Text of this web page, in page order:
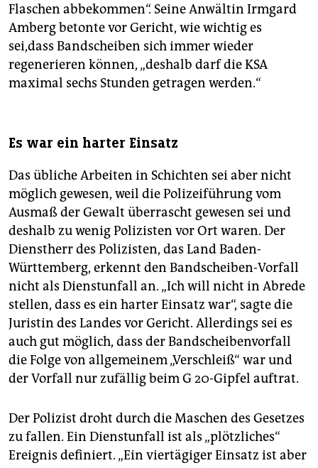
Flaschen abbekommen“. Seine Anwältin Irmgard
Amberg betonte vor Gericht, wie wichtig es
sei,dass Bandscheiben sich immer wieder
regenerieren können, „deshalb darf die KSA
maximal sechs Stunden getragen werden.“
Es war ein harter Einsatz
Das übliche Arbeiten in Schichten sei aber nicht
möglich gewesen, weil die Polizeiführung vom
Ausmaß der Gewalt überrascht gewesen sei und
deshalb zu wenig Polizisten vor Ort waren. Der
Dienstherr des Polizisten, das Land Baden-
Württemberg, erkennt den Bandscheiben-Vorfall
nicht als Dienstunfall an. „Ich will nicht in Abrede
stellen, dass es ein harter Einsatz war“, sagte die
Juristin des Landes vor Gericht. Allerdings sei es
auch gut möglich, dass der Bandscheibenvorfall
die Folge von allgemeinem „Verschleiß“ war und
der Vorfall nur zufällig beim G 20-Gipfel auftrat.
Der Polizist droht durch die Maschen des Gesetzes
zu fallen. Ein Dienstunfall ist als „plötzliches“
Ereignis definiert. „Ein viertägiger Einsatz ist aber